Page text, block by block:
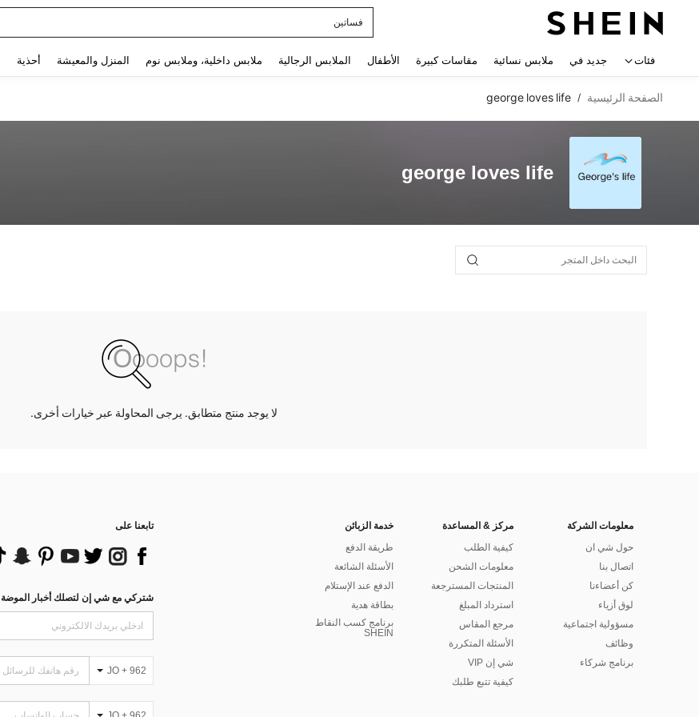
فساتين
فئات جديد في ملابس نسائية مقاسات كبيرة الأطفال الملابس الرجالية ملابس داخلية، وملابس نوم المنزل والمعيشة أحذية
الصفحة الرئيسية /
george loves life
george loves life
لا يوجد منتج متطابق. يرجى المحاولة عبر خيارات أخرى.
معلومات الشركة
حول شي ان
اتصال بنا
كن أعضاءنا
لوق أزياء
مسؤولية اجتماعية
وظائف
برنامج شركاء
مركز & المساعدة
كيفية الطلب
معلومات الشحن
المنتجات المسترجعة
استرداد المبلغ
مرجع المقاس
الأسئلة المتكررة
شي إن VIP
كيفية تتبع طلبك
خدمة الزبائن
طريقة الدفع
الأسئلة الشائعة
الدفع عند الإستلام
بطاقة هدية
برنامج كسب النقاط
SHEIN
تابعنا على
شتركي مع شي إن لتصلك أخبار الموضة
JO + 962